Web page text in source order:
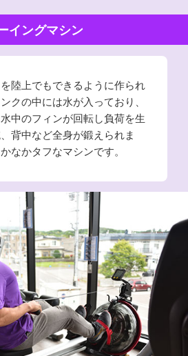
イングマシン
陸上でもできるように作られ
クの中には水が入っており、
中のフィンが回転し負荷を生
背中など全身が鍛えられま
なかタフなマシンです。